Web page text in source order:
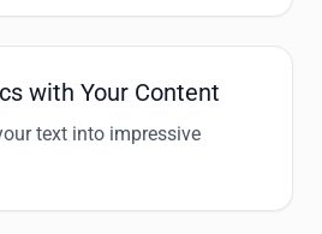
with Your Content
text into impressive